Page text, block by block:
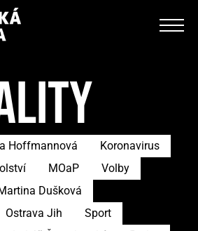
Hoffmannová
Koronavirus
MOaP
Volby
Dušková
Ostrava Jih
Sport